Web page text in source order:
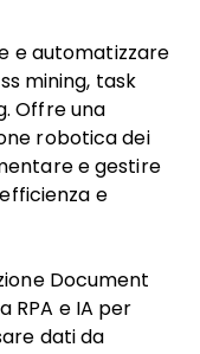
e automatizzare
mining, task
Offre una
robotica dei
e gestire
e
Document
RPA e IA per
dati da